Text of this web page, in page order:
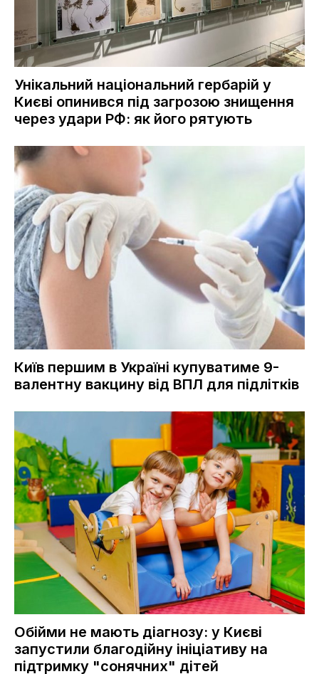
Унікальний національний гербарій у
Києві опинився під загрозою знищення
через удари РФ: як його рятують
Київ першим в Україні купуватиме 9-
валентну вакцину від ВПЛ для підлітків
Обійми не мають діагнозу: у Києві
запустили благодійну ініціативу на
підтримку "сонячних" дітей